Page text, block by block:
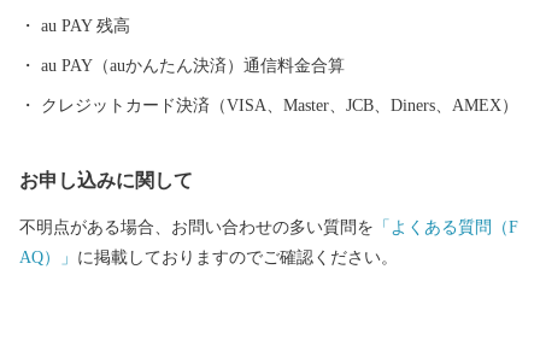
し、世界と日本を結ぶ玄関都市として、21世紀にふさわしい国際
都市をめざしてまちづくりに取り組んでいます。
au PAY 残高
au PAY（auかんたん決済）通信料金合算
クレジットカード決済（VISA、Master、JCB、Diners、AMEX）
お申し込みに関して
不明点がある場合、お問い合わせの多い質問を 「よくある質問（F
AQ）」 に掲載しておりますのでご確認ください。